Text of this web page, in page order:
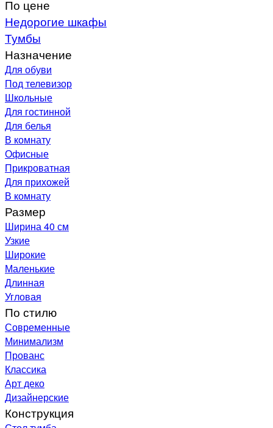
По цене
Недорогие шкафы
Тумбы
Назначение
Для обуви
Под телевизор
Школьные
Для гостинной
Для белья
В комнату
Офисные
Прикроватная
Для прихожей
В комнату
Размер
Ширина 40 см
Узкие
Широкие
Маленькие
Длинная
Угловая
По стилю
Современные
Минимализм
Прованс
Классика
Арт деко
Дизайнерские
Конструкция